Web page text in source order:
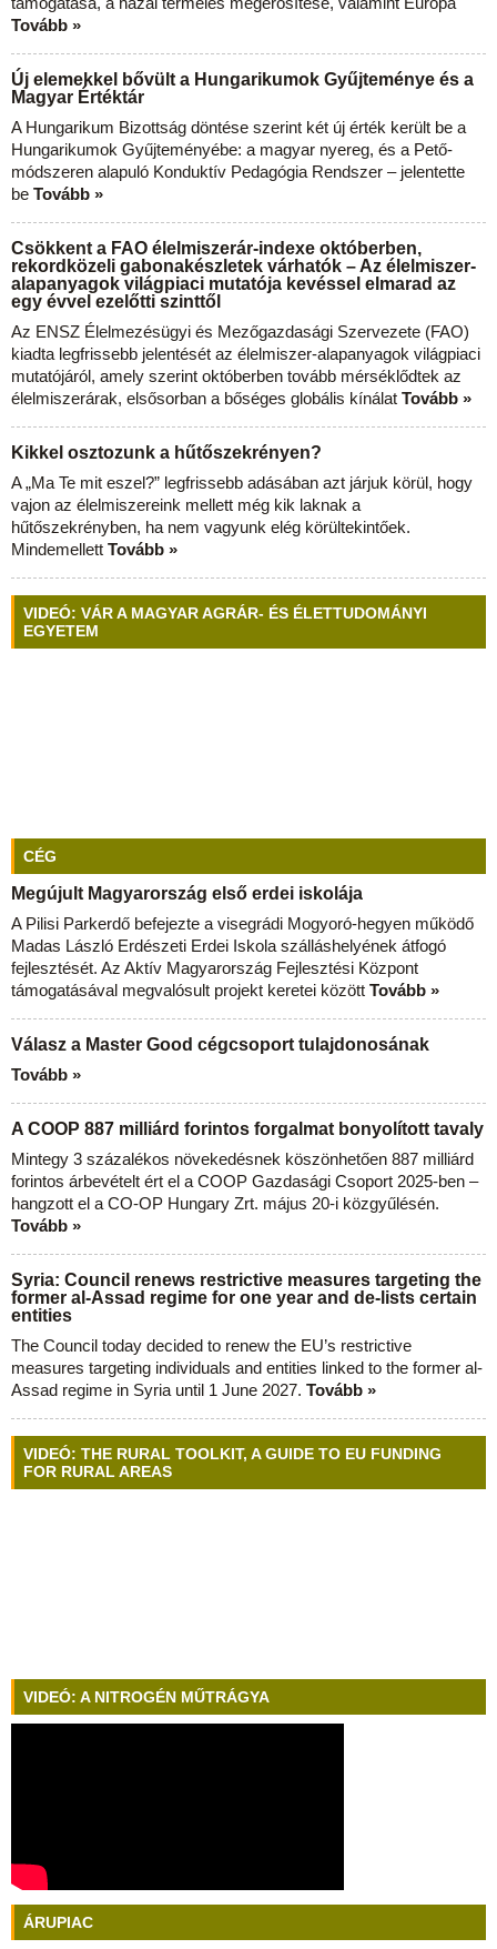
Tovább »
Új elemekkel bővült a Hungarikumok Gyűjteménye és a
Magyar Értéktár
A Hungarikum Bizottság döntése szerint két új érték került be a
Hungarikumok Gyűjteményébe: a magyar nyereg, és a Pető-
módszeren alapuló Konduktív Pedagógia Rendszer – jelentette
be Tovább »
Csökkent a FAO élelmiszerár-indexe októberben,
rekordközeli gabonakészletek várhatók – Az élelmiszer-
alapanyagok világpiaci mutatója kevéssel elmarad az
egy évvel ezelőtti szinttől
Az ENSZ Élelmezésügyi és Mezőgazdasági Szervezete (FAO)
kiadta legfrissebb jelentését az élelmiszer-alapanyagok világpiaci
mutatójáról, amely szerint októberben tovább mérséklődtek az
élelmiszerárak, elsősorban a bőséges globális kínálat Tovább »
Kikkel osztozunk a hűtőszekrényen?
A „Ma Te mit eszel?” legfrissebb adásában azt járjuk körül, hogy
vajon az élelmiszereink mellett még kik laknak a
hűtőszekrényben, ha nem vagyunk elég körültekintőek.
Mindemellett Tovább »
VIDEÓ: VÁR A MAGYAR AGRÁR- ÉS ÉLETTUDOMÁNYI
EGYETEM
CÉG
Megújult Magyarország első erdei iskolája
A Pilisi Parkerdő befejezte a visegrádi Mogyoró-hegyen működő
Madas László Erdészeti Erdei Iskola szálláshelyének átfogó
fejlesztését. Az Aktív Magyarország Fejlesztési Központ
támogatásával megvalósult projekt keretei között Tovább »
Válasz a Master Good cégcsoport tulajdonosának
Tovább »
A COOP 887 milliárd forintos forgalmat bonyolított tavaly
Mintegy 3 százalékos növekedésnek köszönhetően 887 milliárd
forintos árbevételt ért el a COOP Gazdasági Csoport 2025-ben –
hangzott el a CO-OP Hungary Zrt. május 20-i közgyűlésén.
Tovább »
Syria: Council renews restrictive measures targeting the
former al-Assad regime for one year and de-lists certain
entities
The Council today decided to renew the EU’s restrictive
measures targeting individuals and entities linked to the former al-
Assad regime in Syria until 1 June 2027. Tovább »
VIDEÓ: THE RURAL TOOLKIT, A GUIDE TO EU FUNDING
FOR RURAL AREAS
VIDEÓ: A NITROGÉN MŰTRÁGYA
ÁRUPIAC